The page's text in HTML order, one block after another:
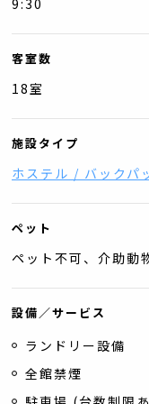
客室数
18 室
施設タイプ
ホステル / バックパ
ペット
ペット不可、介助動
設備／サービス
ランドリー設備
全館禁煙